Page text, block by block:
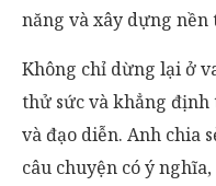
năng và xây dựng nền
Không chỉ dừng lại ở
thử sức và khẳng
và đạo diễn. Anh chia
câu chuyện có ý